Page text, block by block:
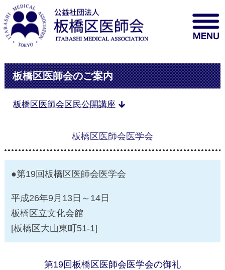
板橋区医師会のご案内
板橋区医師会区民公開講座
板橋区医師会医学会
●第19回板橋区医師会医学会
平成26年9月13日～14日
板橋区立文化会館
[板橋区大山東町51-1]
第19回板橋区医師会医学会の御礼